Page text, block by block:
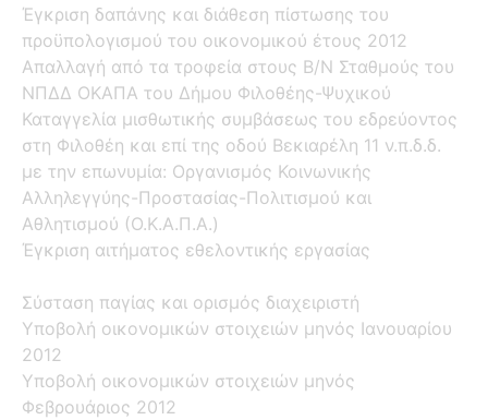
Έγκριση δαπάνης και διάθεση πίστωσης του
προϋπολογισμού του οικονομικού έτους 2012
Απαλλαγή από τα τροφεία στους Β/Ν Σταθμούς του
ΝΠΔΔ ΟΚΑΠΑ του Δήμου Φιλοθέης-Ψυχικού
Καταγγελία μισθωτικής συμβάσεως του εδρεύοντος
στη Φιλοθέη και επί της οδού Βεκιαρέλη 11 ν.π.δ.δ.
με την επωνυμία: Οργανισμός Κοινωνικής
Αλληλεγγύης-Προστασίας-Πολιτισμού και
Αθλητισμού (Ο.Κ.Α.Π.Α.)
Έγκριση αιτήματος εθελοντικής εργασίας
Σύσταση παγίας και ορισμός διαχειριστή
Υποβολή οικονομικών στοιχειών μηνός Ιανουαρίου
2012
Υποβολή οικονομικών στοιχειών μηνός
Φεβρουάριος 2012